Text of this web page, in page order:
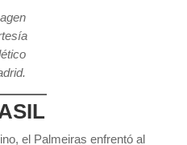
el Palmeiras enfrentó al